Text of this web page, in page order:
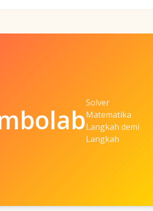
Solver
Matematika
Langkah demi
Langkah